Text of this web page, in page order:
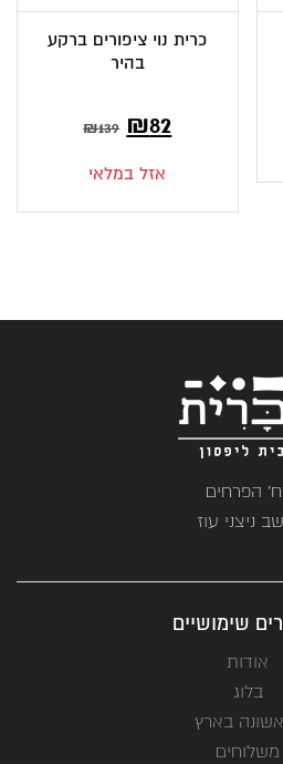
כרית נוי ציפורים ברקע
בהיר
₪139 המחיר
המקורי
היה:
₪82המחיר
הוא:
אזל במלאי
הפרחים
ניצני עוז
שימושיים
אודות
בלוג
בארץ
משלוחים